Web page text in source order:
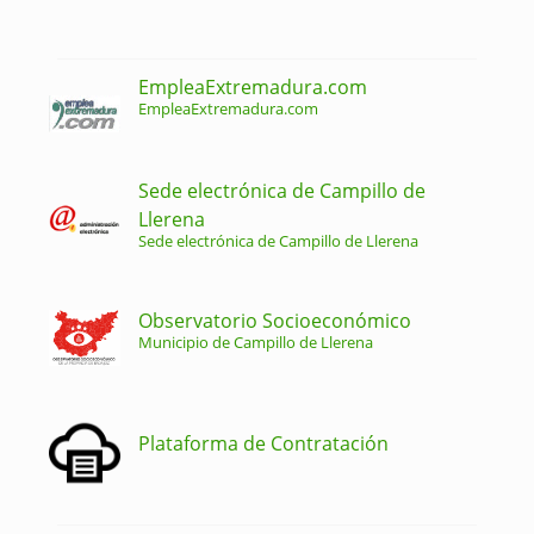
EmpleaExtremadura.com
EmpleaExtremadura.com
Sede electrónica de Campillo de
Llerena
Sede electrónica de Campillo de Llerena
Observatorio Socioeconómico
Municipio de Campillo de Llerena
Plataforma de Contratación